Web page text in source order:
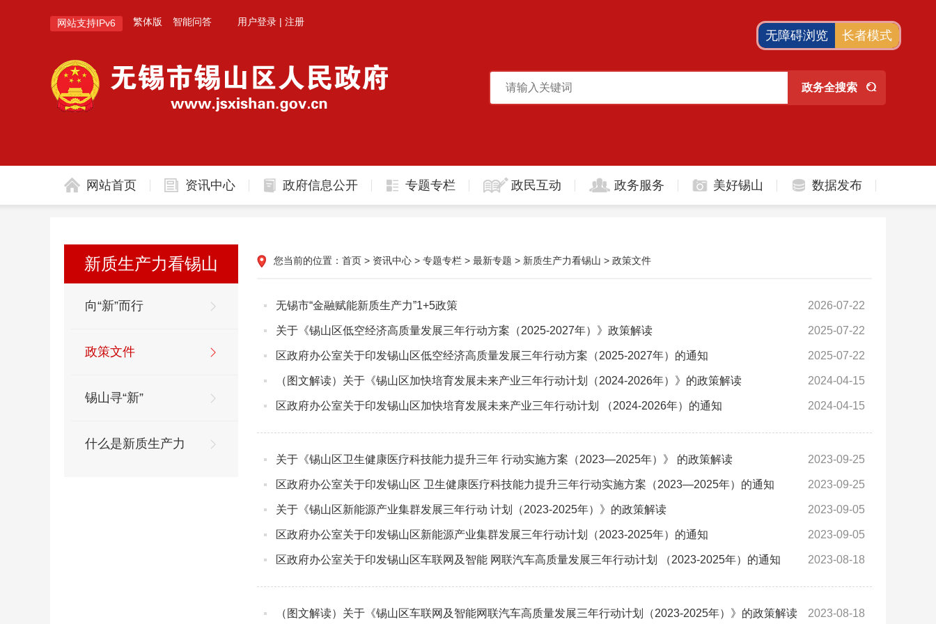
网站支持IPv6 繁体版 智能问答 用户登录 | 注册
网站首页 资讯中心 政府信息公开 专题专栏 政民互动 政务服务 美好锡山 数据发布
新质生产力看锡山
向“新”而行
政策文件
锡山寻“新”
什么是新质生产力
您当前的位置： 首页 > 资讯中心 > 专题专栏 > 最新专题 > 新质生产力看锡山 > 政策文件
2026-07-22
无锡市“金融赋能新质生产力”1+5政策
2025-07-22
关于《锡山区低空经济高质量发展三年行动方案（2025-2027年）》政策解读
2025-07-22
区政府办公室关于印发锡山区低空经济高质量发展三年行动方案（2025-2027年）的通知
2024-04-15
（图文解读）关于《锡山区加快培育发展未来产业三年行动计划（2024-2026年）》的政策解读
2024-04-15
区政府办公室关于印发锡山区加快培育发展未来产业三年行动计划 （2024-2026年）的通知
2023-09-25
关于《锡山区卫生健康医疗科技能力提升三年 行动实施方案（2023—2025年）》 的政策解读
2023-09-25
区政府办公室关于印发锡山区 卫生健康医疗科技能力提升三年行动实施方案（2023—2025年）的通知
2023-09-05
关于《锡山区新能源产业集群发展三年行动 计划（2023-2025年）》的政策解读
2023-09-05
区政府办公室关于印发锡山区新能源产业集群发展三年行动计划（2023-2025年）的通知
2023-08-18
区政府办公室关于印发锡山区车联网及智能 网联汽车高质量发展三年行动计划 （2023-2025年）的通知
2023-08-18
（图文解读）关于《锡山区车联网及智能网联汽车高质量发展三年行动计划（2023-2025年）》的政策解读
无障碍浏览 长者模式